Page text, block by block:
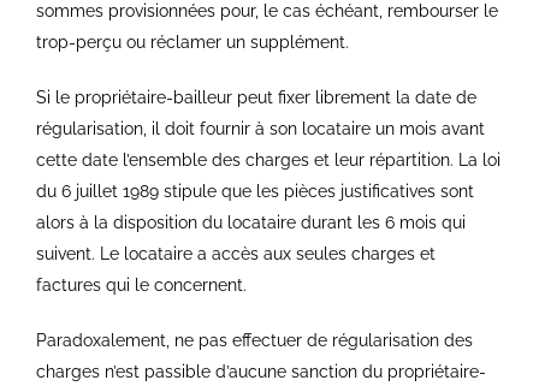
sommes provisionnées pour, le cas échéant, rembourser le
trop-perçu ou réclamer un supplément.
Si le propriétaire-bailleur peut fixer librement la date de
régularisation, il doit fournir à son locataire un mois avant
cette date l’ensemble des charges et leur répartition. La loi
du 6 juillet 1989 stipule que les pièces justificatives sont
alors à la disposition du locataire durant les 6 mois qui
suivent. Le locataire a accès aux seules charges et
factures qui le concernent.
Paradoxalement, ne pas effectuer de régularisation des
charges n’est passible d’aucune sanction du propriétaire-